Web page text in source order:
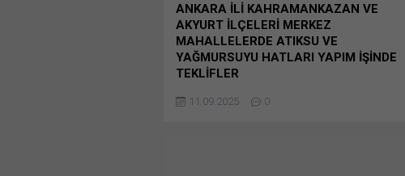
ANKARA İLİ KAHRAMANKAZAN VE
AKYURT İLÇELERİ MERKEZ
MAHALLELERDE ATIKSU VE
YAĞMURSUYU HATLARI YAPIM İŞİNDE
TEKLİFLER
İLÇELERİ MERKEZ MAHALLELERDE ATIKSU VE
11.09.2025 0